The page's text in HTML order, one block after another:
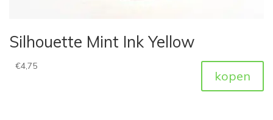
Silhouette Mint Ink Yellow
€4,75
kopen